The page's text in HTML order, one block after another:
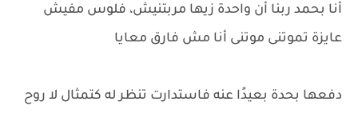
أنا بحمد ربنا أن واحدة زيها مربتنيش، فلوس مفيش
عايزة تموتنى موتنى أنا مش فارق معايا
دفعها بحدة بعيدًا عنه فاستدارت تنظر له كتمثال لا روح